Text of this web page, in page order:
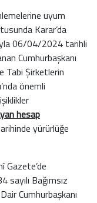
uyum
Karar’da
06/04/2024 tarihli
Cumhurbaşkanı
Tabi Şirketlerin
önemli
hesap
yürürlüğe
sayılı Bağımsız
Cumhurbaşkanı